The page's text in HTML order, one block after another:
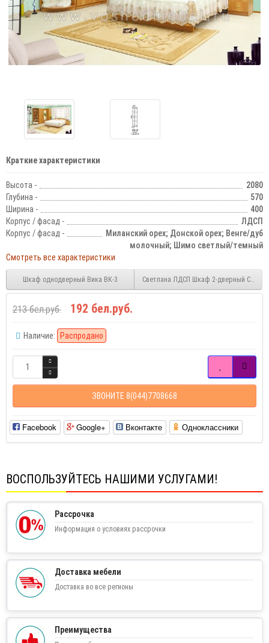
Краткие характеристики
Высота -
2080
Глубина -
570
Ширина -
400
Корпус / фасад -
ЛДСП
Корпус / фасад -
Миланский орех; Донской орех; Венге/дуб
молочный; Шимо светлый/темный
Смотреть все характеристики
Шкаф однодверный Вика ВК-3 Светлана ЛДСП Шкаф 2-дверный СВ-20
213 бел.руб. 192 бел.руб.
Наличие: Распродано
ЗВОНИТЕ 8(044)7708668
Facebook Google+ Вконтакте Одноклассники
ВОСПОЛЬЗУЙТЕСЬ НАШИМИ УСЛУГАМИ!
Рассрочка
Информация о условиях рассрочки
Доставка мебели
Доставка во все регионы
Преимущества